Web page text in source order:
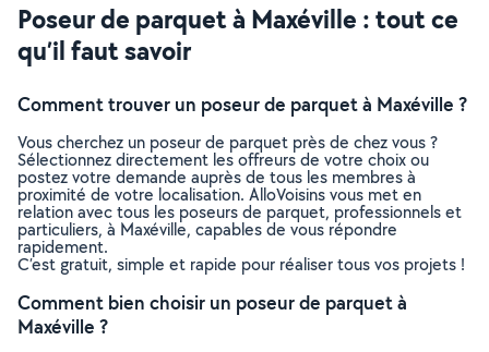
Poseur de parquet à Maxéville : tout ce
qu’il faut savoir
Comment trouver un poseur de parquet à Maxéville ?
Vous cherchez un poseur de parquet près de chez vous ?
Sélectionnez directement les offreurs de votre choix ou
postez votre demande auprès de tous les membres à
proximité de votre localisation. AlloVoisins vous met en
relation avec tous les poseurs de parquet, professionnels et
particuliers, à Maxéville, capables de vous répondre
rapidement.
C’est gratuit, simple et rapide pour réaliser tous vos projets !
Comment bien choisir un poseur de parquet à
Maxéville ?